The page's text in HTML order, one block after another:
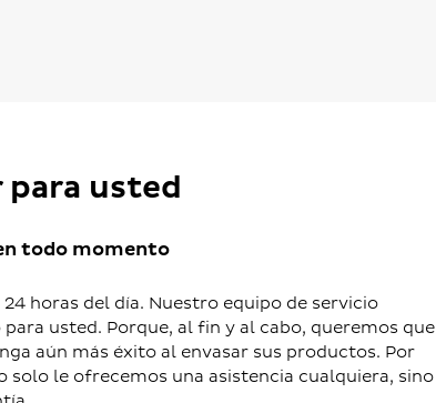
para usted
todo momento
horas del día. Nuestro equipo de servicio
usted. Porque, al fin y al cabo, queremos que
aún más éxito al envasar sus productos. Por
solo le ofrecemos una asistencia cualquiera, sino